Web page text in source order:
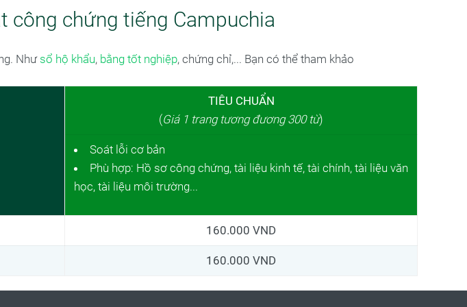
công chứng tiếng Campuchia
Như sổ hộ khẩu, bằng tốt nghiệp, chứng chỉ,... Bạn có thể tham khảo
TIÊU CHUẨN
(Giá 1 trang tương đương 300 từ)
Soát lỗi cơ bản
Phù hợp: Hồ sơ công chứng, tài liệu kinh tế, tài chính, tài liệu văn
học, tài liệu môi trường...
160.000 VND
160.000 VND